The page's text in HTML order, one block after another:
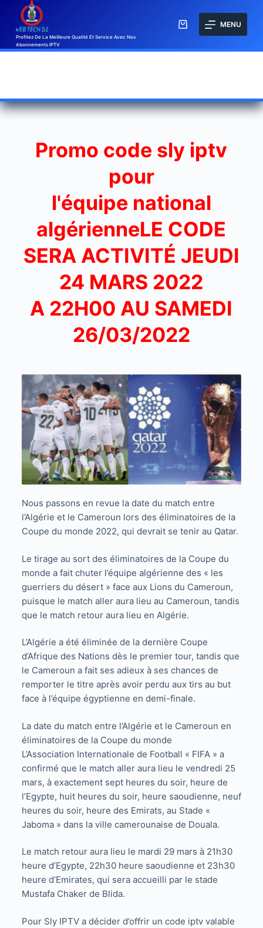
Profitez De La Meilleure Qualité Et Service Avec Nos
Abonnements IPTV
MENU
Promo code sly iptv
pour
l'équipe national
algérienneLE CODE
SERA ACTIVITÉ JEUDI
24 MARS 2022
A 22H00 AU SAMEDI
26/03/2022
Nous passons en revue la date du match entre
l’Algérie et le Cameroun lors des éliminatoires de la
Coupe du monde 2022, qui devrait se tenir au Qatar.
Le tirage au sort des éliminatoires de la Coupe du
monde a fait chuter l’équipe algérienne des « les
guerriers du désert » face aux Lions du Cameroun,
puisque le match aller aura lieu au Cameroun, tandis
que le match retour aura lieu en Algérie.
L’Algérie a été éliminée de la dernière Coupe
d’Afrique des Nations dès le premier tour, tandis que
le Cameroun a fait ses adieux à ses chances de
remporter le titre après avoir perdu aux tirs au but
face à l’équipe égyptienne en demi-finale.
La date du match entre l’Algérie et le Cameroun en
éliminatoires de la Coupe du monde
L’Association Internationale de Football « FIFA » a
confirmé que le match aller aura lieu le vendredi 25
mars, à exactement sept heures du soir, heure de
l’Egypte, huit heures du soir, heure saoudienne, neuf
heures du soir, heure des Emirats, au Stade «
Jaboma » dans la ville camerounaise de Douala.
Le match retour aura lieu le mardi 29 mars à 21h30
heure d’Egypte, 22h30 heure saoudienne et 23h30
heure d’Emirates, qui sera accueilli par le stade
Mustafa Chaker de Blida.
Pour Sly IPTV a décider d’offrir un code iptv valable